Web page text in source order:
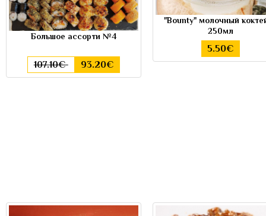
Большое ассорти №4
107.10€ 93.20€
"Bounty" молочный
250мл
5.50€